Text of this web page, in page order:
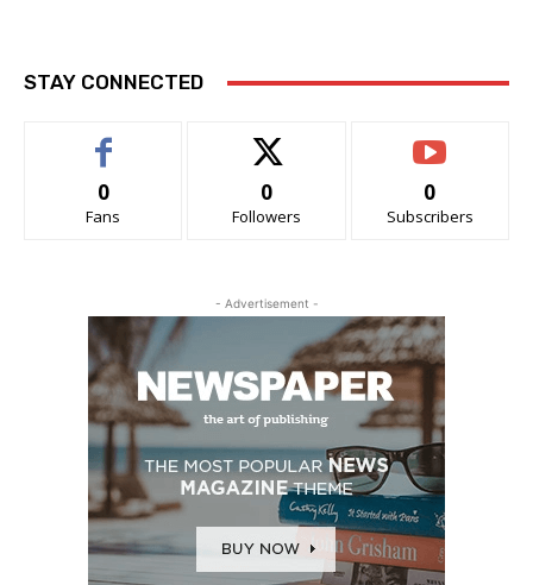
STAY CONNECTED
0
Fans
0
Followers
0
Subscribers
- Advertisement -